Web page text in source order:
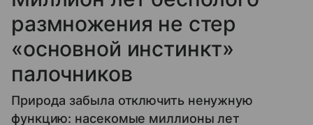
размножения не стер
«основной инстинкт»
палочников
Природа забыла отключить ненужную
функцию: насекомые миллионы лет